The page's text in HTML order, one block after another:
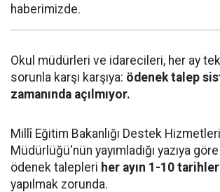
haberimizde.
Okul müdürleri ve idarecileri, her ay
sorunla karşı karşıya: ödenek talep
zamanında açılmıyor.
Millî Eğitim Bakanlığı Destek
Müdürlüğü'nün yayımladığı yazıya
ödenek talepleri her ayın 1-10
yapılmak zorunda.